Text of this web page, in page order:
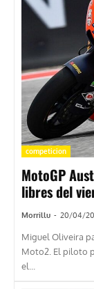
competicion
MotoGP
libres del
Morrillu - 20/04/
Miguel Oliveira
Moto2. El piloto
el...